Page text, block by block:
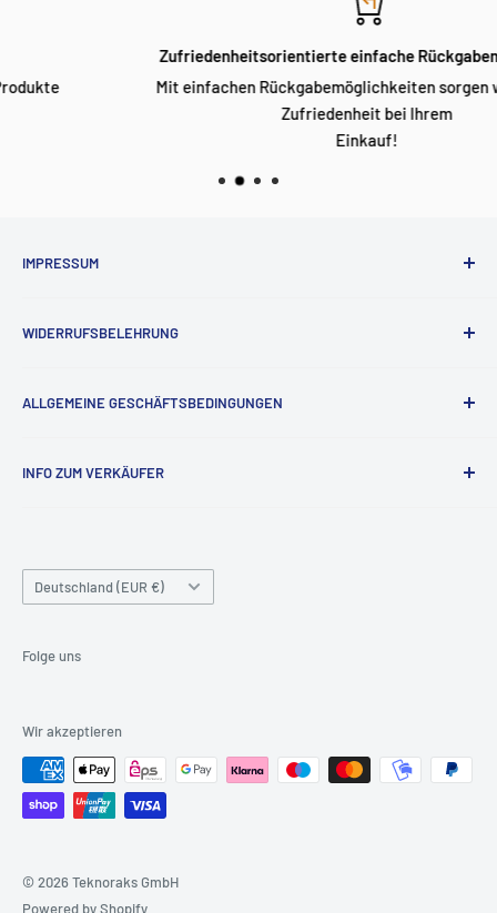
Zufriedenheitsorientierte einfache Rückgabemöglichkeit
Mit einfachen Rückgabemöglichkeiten sorgen wir für volle
Zufriedenheit bei Ihrem
IMPRESSUM
WIDERRUFSBELEHRUNG
ALLGEMEINE GESCHÄFTSBEDINGUNGEN
Datenschutzrichtlinie
INFO ZUM VERKÄUFER
Handelsregisternummer: HRB223433
Umsatzsteuer-Identifikationsnummer: DE815914293
Land/Region
Deutschland (EUR €)
Folge uns
Wir akzeptieren
© 2026 Teknoraks GmbH
Powered by Shopify